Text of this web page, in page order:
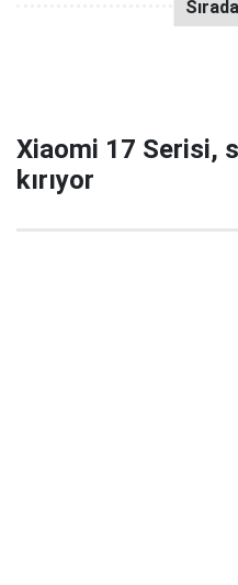
Xiaomi 17 Serisi,
kırıyor